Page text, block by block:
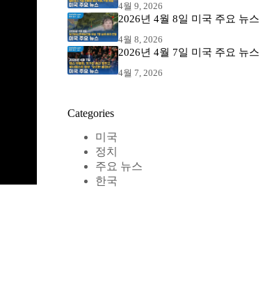
4월 9, 2026
2026년 4월 8일 미국 주요 뉴스
4월 8, 2026
2026년 4월 7일 미국 주요 뉴스
4월 7, 2026
Categories
미국
정치
주요 뉴스
한국